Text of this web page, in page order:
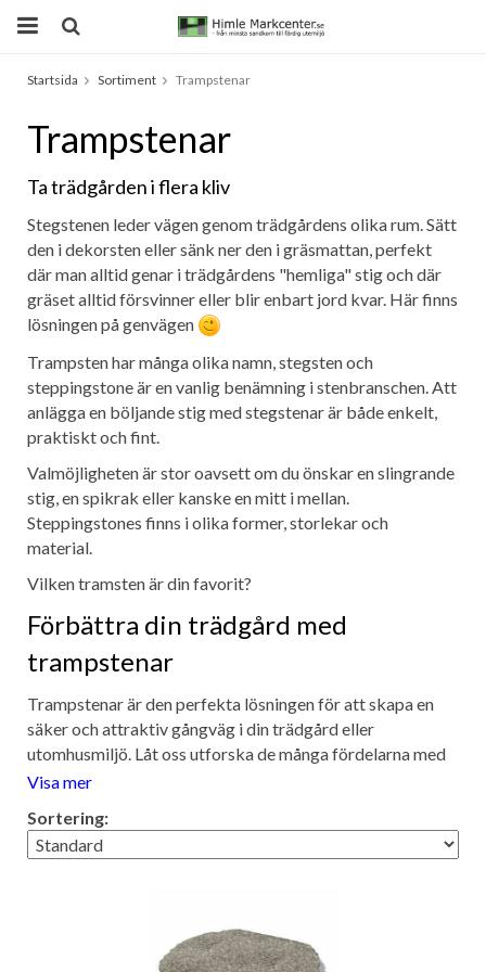
Startsida Sortiment Trampstenar
Trampstenar
Ta trädgården i flera kliv
Stegstenen leder vägen genom trädgårdens olika rum. Sätt
den i dekorsten eller sänk ner den i gräsmattan, perfekt
där man alltid genar i trädgårdens "hemliga" stig och där
gräset alltid försvinner eller blir enbart jord kvar. Här finns
lösningen på genvägen
Trampsten har många olika namn, stegsten och
steppingstone är en vanlig benämning i stenbranschen. Att
anlägga en böljande stig med stegstenar är både enkelt,
praktiskt och fint.
Valmöjligheten är stor oavsett om du önskar en slingrande
stig, en spikrak eller kanske en mitt i mellan.
Steppingstones finns i olika former, storlekar och
material.
Vilken tramsten är din favorit?
Förbättra din trädgård med
trampstenar
Trampstenar är den perfekta lösningen för att skapa en
säker och attraktiv gångväg i din trädgård eller
utomhusmiljö. Låt oss utforska de många fördelarna med
trampstenar och upptäcka hur de kan förbättra din vardag
utomhusutrymme. Trampstenar är inte bara vackra att se
på, de är också extremt hållbara och slitstarka.
om du behöver en gångväg genom din trädgård, längs med
din pool eller genom din uteplats, kommer trampstenar att
Visa mer
Sortering: